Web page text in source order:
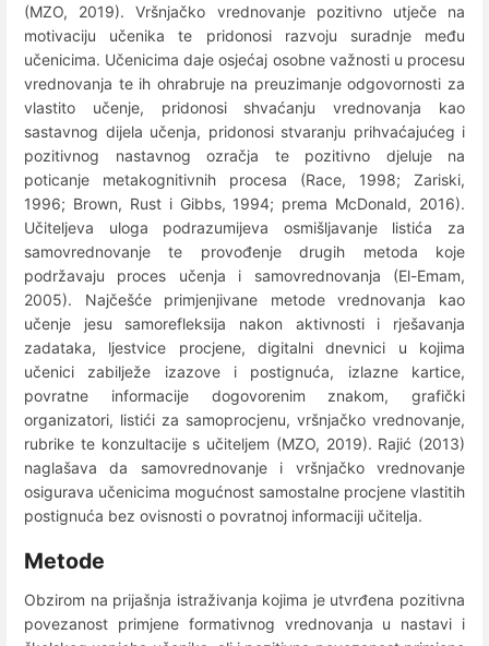
(MZO, 2019). Vršnjačko vrednovanje pozitivno utječe na
motivaciju učenika te pridonosi razvoju suradnje među
učenicima. Učenicima daje osjećaj osobne važnosti u procesu
vrednovanja te ih ohrabruje na preuzimanje odgovornosti za
vlastito učenje, pridonosi shvaćanju vrednovanja kao
sastavnog dijela učenja, pridonosi stvaranju prihvaćajućeg i
pozitivnog nastavnog ozračja te pozitivno djeluje na
poticanje metakognitivnih procesa (Race, 1998; Zariski,
1996; Brown, Rust i Gibbs, 1994; prema McDonald, 2016).
Učiteljeva uloga podrazumijeva osmišljavanje listića za
samovrednovanje te provođenje drugih metoda koje
podržavaju proces učenja i samovrednovanja (El-Emam,
2005). Najčešće primjenjivane metode vrednovanja kao
učenje jesu samorefleksija nakon aktivnosti i rješavanja
zadataka, ljestvice procjene, digitalni dnevnici u kojima
učenici zabilježe izazove i postignuća, izlazne kartice,
povratne informacije dogovorenim znakom, grafički
organizatori, listići za samoprocjenu, vršnjačko vrednovanje,
rubrike te konzultacije s učiteljem (MZO, 2019). Rajić (2013)
naglašava da samovrednovanje i vršnjačko vrednovanje
osigurava učenicima mogućnost samostalne procjene vlastitih
postignuća bez ovisnosti o povratnoj informaciji učitelja.
Metode
Obzirom na prijašnja istraživanja kojima je utvrđena pozitivna
povezanost primjene formativnog vrednovanja u nastavi i